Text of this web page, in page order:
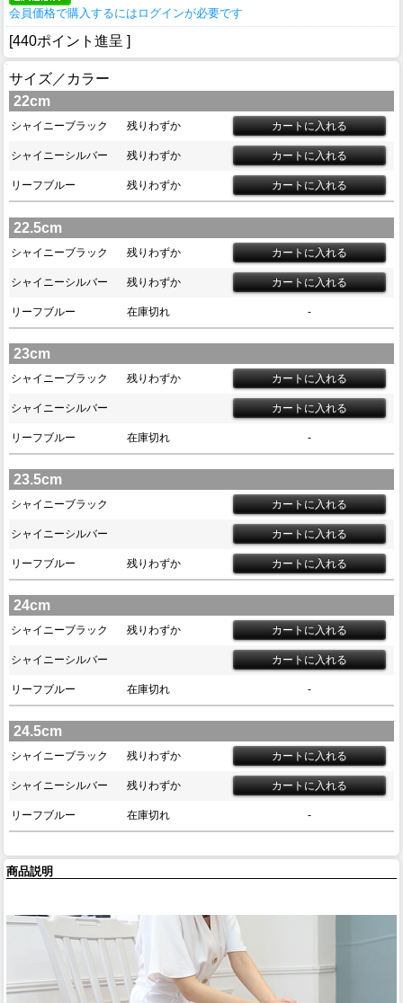
会員価格で購入するにはログインが必要です
[440ポイント進呈 ]
サイズ／カラー
22cm
シャイニーブラック 残りわずか
シャイニーシルバー 残りわずか
リーフブルー 残りわずか
22.5cm
シャイニーブラック 残りわずか
シャイニーシルバー 残りわずか
リーフブルー 在庫切れ -
23cm
シャイニーブラック 残りわずか
シャイニーシルバー
リーフブルー 在庫切れ -
23.5cm
シャイニーブラック
シャイニーシルバー
リーフブルー 残りわずか
24cm
シャイニーブラック 残りわずか
シャイニーシルバー
リーフブルー 在庫切れ -
24.5cm
シャイニーブラック 残りわずか
シャイニーシルバー 残りわずか
リーフブルー 在庫切れ -
商品説明